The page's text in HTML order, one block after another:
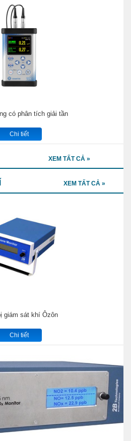
có phân tích giải tần
Chi tiết
XEM TẤT CẢ »
XEM TẤT CẢ »
giám sát khí Ôzôn
Chi tiết